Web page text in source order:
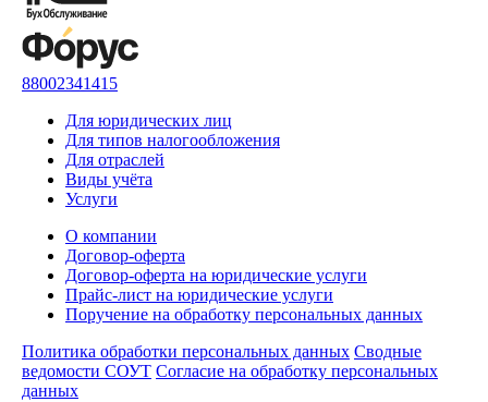
88002341415
Для юридических лиц
Для типов налогообложения
Для отраслей
Виды учёта
Услуги
О компании
Договор-оферта
Договор-оферта на юридические услуги
Прайс-лист на юридические услуги
Поручение на обработку персональных данных
Политика обработки персональных данных Сводные
ведомости СОУТ Согласие на обработку персональных
данных